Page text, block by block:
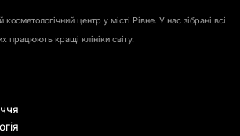
центр у місті Рівне. У нас зібрані всі
працюють кращі клініки світу.